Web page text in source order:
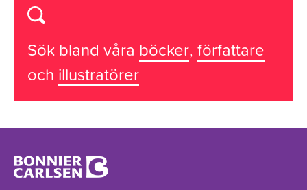
Sök bland våra böcker, författare
och illustratörer